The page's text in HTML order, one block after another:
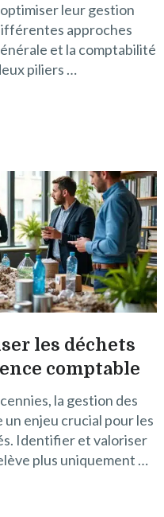
leur gestion
approches
et la comptabilité
piliers …
les déchets
comptable
la gestion des
un enjeu crucial pour les
Identifier et valoriser
plus uniquement …